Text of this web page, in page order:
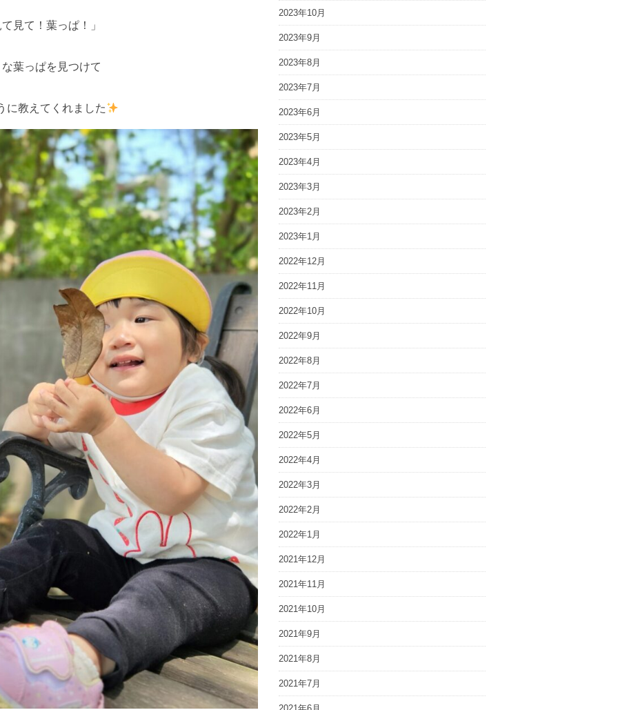
見て！葉っぱ！」
葉っぱを見つけて
に教えてくれました
2023年10月
2023年9月
2023年8月
2023年7月
2023年6月
2023年5月
2023年4月
2023年3月
2023年2月
2023年1月
2022年12月
2022年11月
2022年10月
2022年9月
2022年8月
2022年7月
2022年6月
2022年5月
2022年4月
2022年3月
2022年2月
2022年1月
2021年12月
2021年11月
2021年10月
2021年9月
2021年8月
2021年7月